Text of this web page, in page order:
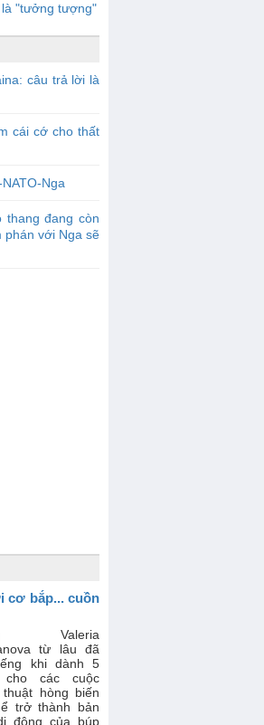
là "tưởng tượng"
câu trả lời là
cái cớ cho thất
Nga
thang đang còn
phán với Nga sẽ
cơ bắp... cuồn
Valeria
từ lâu đã
khi dành 5
cho các cuộc
thuật hòng biến
trở thành bản
động của búp